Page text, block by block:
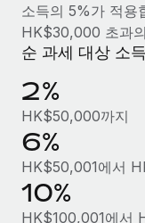
글로벌 인재 이동
직원 해외 이전을
손쉬운 직원 복리후
블로그 둘러보기
블로그
Remote 제품
Remote
Remote의 사명은 모
장 적합 사람을 찾아
입니다. 이를 위해 최
소득의 5%가 적용
HK$30,000 초과
순 과세 대상 소
2%
HK$50,000까지
6%
HK$50,001에서
10%
HK$100,001에서